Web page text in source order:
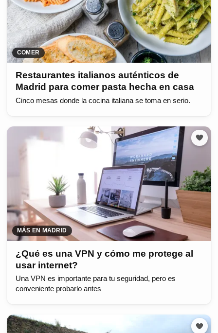
COMER
Restaurantes italianos auténticos de
Madrid para comer pasta hecha en casa
Cinco mesas donde la cocina italiana se toma en serio.
MÁS EN MADRID
¿Qué es una VPN y cómo me protege al
usar internet?
Una VPN es importante para tu seguridad, pero es
conveniente probarlo antes